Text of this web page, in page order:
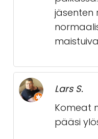
jäsenten
Lars S.
Komeat
pääsi